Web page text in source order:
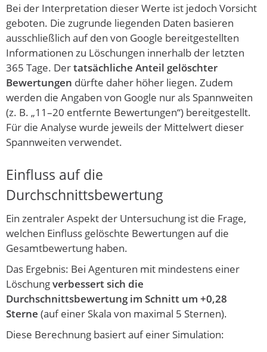
Bei der Interpretation dieser Werte ist jedoch Vorsicht
geboten. Die zugrunde liegenden Daten basieren
ausschließlich auf den von Google bereitgestellten
Informationen zu Löschungen innerhalb der letzten
365 Tage. Dertatsächliche Anteil gelöschter
Bewertungen dürfte daher höher liegen. Zudem
werden die Angaben von Google nur als Spannweiten
(z. B. „11–20 entfernte Bewertungen“) bereitgestellt.
Für die Analyse wurde jeweils der Mittelwert dieser
Spannweiten verwendet.
Einfluss auf die
Durchschnittsbewertung
Ein zentraler Aspekt der Untersuchung ist die Frage,
welchen Einfluss gelöschte Bewertungen auf die
Gesamtbewertung haben.
Das Ergebnis: Bei Agenturen mit mindestens einer
Löschungverbessert sich die
Durchschnittsbewertung im Schnitt um +0,28
Sterne (auf einer Skala von maximal 5 Sternen).
Diese Berechnung basiert auf einer Simulation: